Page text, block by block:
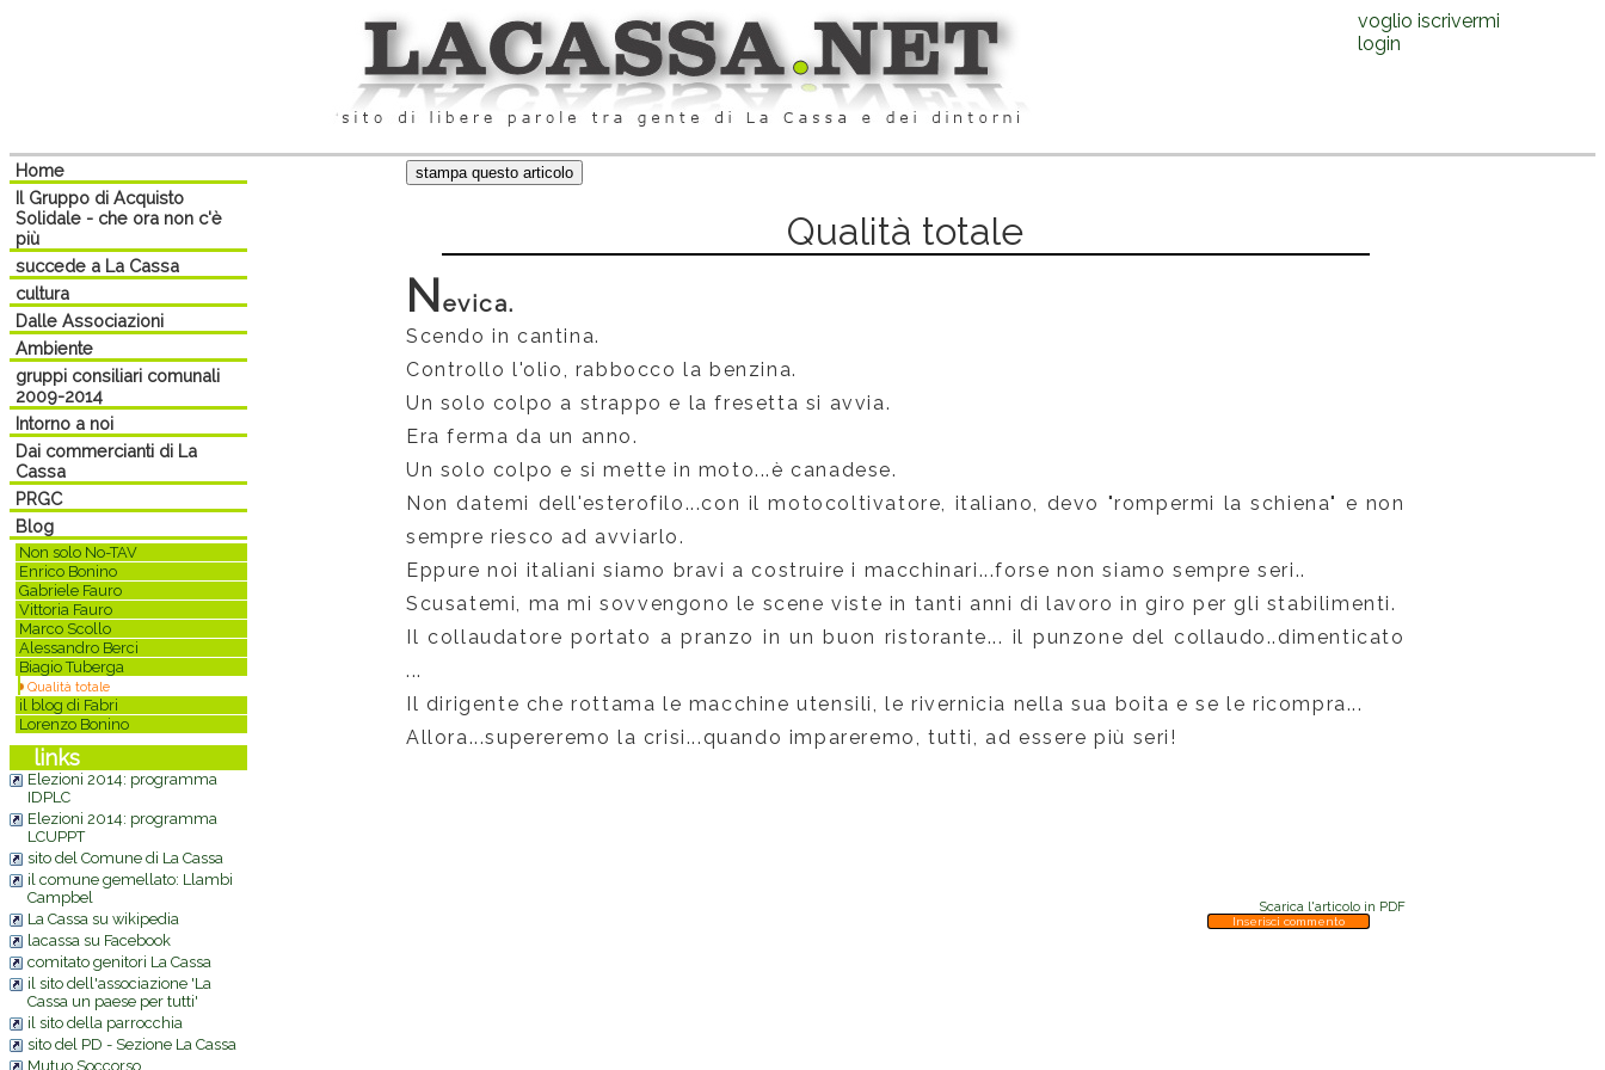
voglio iscrivermi
login
Home
Il Gruppo di Acquisto
Solidale - che ora non c'è
più
succede a La Cassa
cultura
Dalle Associazioni
Ambiente
gruppi consiliari comunali
2009-2014
Intorno a noi
Dai commercianti di La
Cassa
PRGC
Blog
Non solo No-TAV
Enrico Bonino
Gabriele Fauro
Vittoria Fauro
Marco Scollo
Alessandro Berci
Biagio Tuberga
Qualità totale
il blog di Fabri
Lorenzo Bonino
links
Elezioni 2014: programma
IDPLC
Elezioni 2014: programma
LCUPPT
sito del Comune di La Cassa
il comune gemellato: Llambi
Campbel
La Cassa su wikipedia
lacassa su Facebook
comitato genitori La Cassa
il sito dell'associazione 'La
Cassa un paese per tutti'
il sito della parrocchia
sito del PD - Sezione La Cassa
Mutuo Soccorso
Qualità totale
Nevica.
Scendo in cantina.
Controllo l'olio, rabbocco la benzina.
Un solo colpo a strappo e la fresetta si avvia.
Era ferma da un anno.
Un solo colpo e si mette in moto...è canadese.
Non datemi dell'esterofilo...con il motocoltivatore, italiano, devo "rompermi la schiena" e non
sempre riesco ad avviarlo.
Eppure noi italiani siamo bravi a costruire i macchinari...forse non siamo sempre seri..
Scusatemi, ma mi sovvengono le scene viste in tanti anni di lavoro in giro per gli stabilimenti.
Il collaudatore portato a pranzo in un buon ristorante... il punzone del collaudo..dimenticato
...
Il dirigente che rottama le macchine utensili, le rivernicia nella sua boita e se le ricompra...
Allora...supereremo la crisi...quando impareremo, tutti, ad essere più seri!
Scarica l'articolo in PDF
Inserisci commento